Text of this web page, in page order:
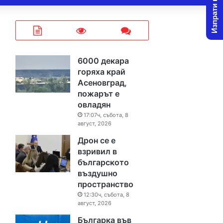
6000 декара
горяха край
Асеновград,
пожарът е
овладян
17:07ч, събота, 8
август, 2026
Дрон се е
взривил в
българското
въздушно
пространство
12:30ч, събота, 8
август, 2026
Българка във